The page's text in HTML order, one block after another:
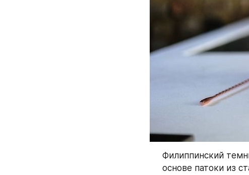
Филиппинский
основе патоки из